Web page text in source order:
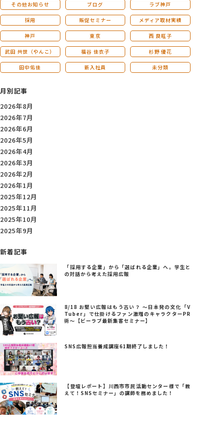
その他お知らせ ブログ ラブ神戸
採用 販促セミナー メディア取材実績
神戸 東京 西 良旺子
武田 共世（やんこ） 福谷 佳衣子 杉野 優花
田中佑佳 新入社員 未分類
月別記事
2026年8月
2026年7月
2026年6月
2026年5月
2026年4月
2026年3月
2026年2月
2026年1月
2025年12月
2025年11月
2025年10月
2025年9月
新着記事
「採用する企業」から「選ばれる企業」へ。学生と
の対話から考えた採用広報
8/18 お堅い広報はもう古い？ ～日本発の文化「V
Tuber」で仕掛けるファン激増のキャラクターPR
術～【ビーラブ最新集客セミナー】
SNS広報担当養成講座61期終了しました！
【登壇レポート】川西市市民活動センター様で「教
えて！SNSセミナー」の講師を務めました！